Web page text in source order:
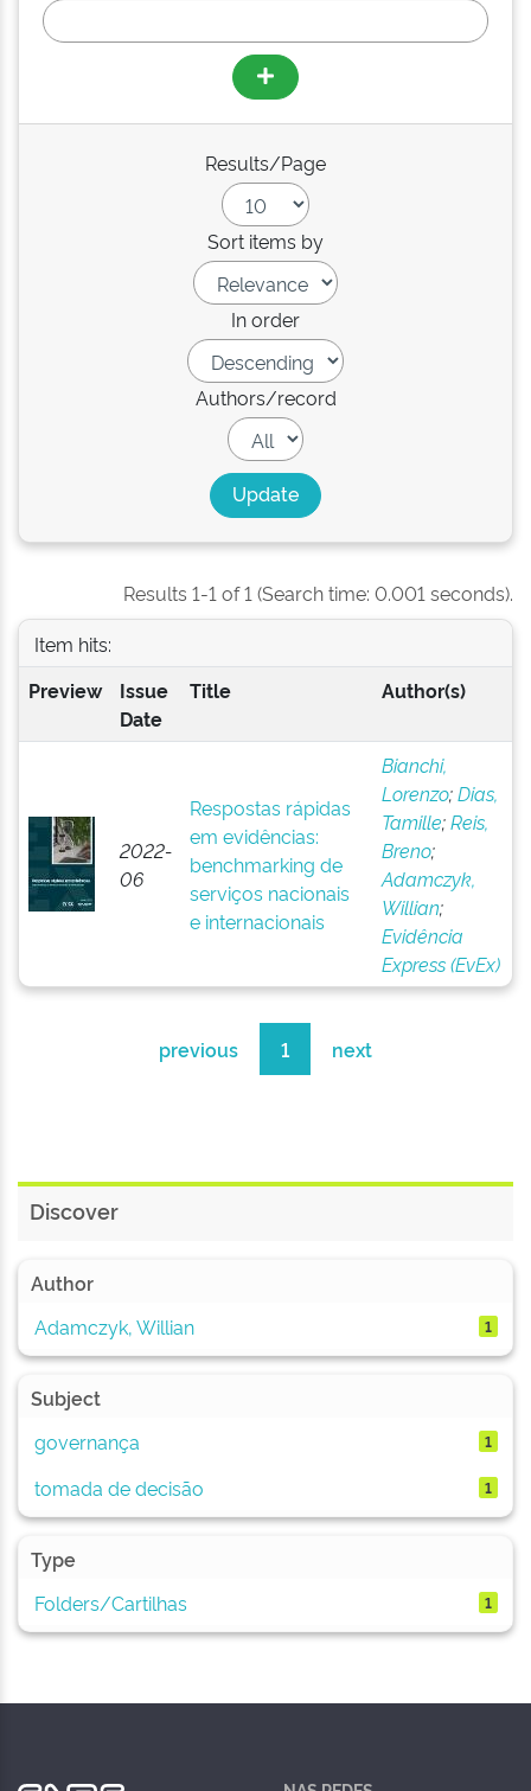
Results/Page
Sort items by
In order
Authors/record
Results 1-1 of 1 (Search time: 0.001 seconds).
Item hits:
Preview
Issue
Date
Title Author(s)
2022-
06
Respostas rápidas
em evidências:
benchmarking de
serviços nacionais
e internacionais
Bianchi,
Lorenzo;Dias,
Tamille;Reis,
Breno;
Adamczyk,
Willian;
Evidência
Express (EvEx)
previous 1 next
Discover
Author
Adamczyk, Willian
1
Subject
governança
1
tomada de decisão 1
Type
Folders/Cartilhas
1